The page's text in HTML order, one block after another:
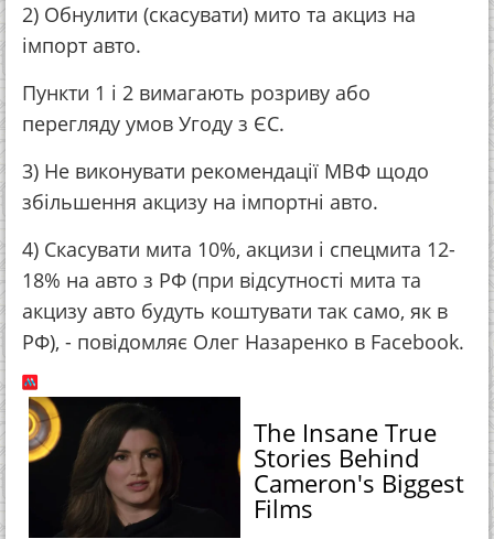
2) Обнулити (скасувати) мито та акциз на
імпорт авто.
Пункти 1 і 2 вимагають розриву або
перегляду умов Угоду з ЄС.
3) Не виконувати рекомендації МВФ щодо
збільшення акцизу на імпортні авто.
4) Скасувати мита 10%, акцизи і спецмита 12-
18% на авто з РФ (при відсутності мита та
акцизу авто будуть коштувати так само, як в
РФ), - повідомляє Олег Назаренко в Facebook.
The Insane True
Stories Behind
Cameron's Biggest
Films